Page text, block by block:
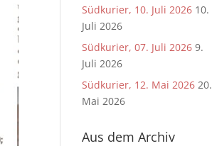
Südkurier, 10. Juli 2026 10.
Juli 2026
Südkurier, 07. Juli 2026 9.
Juli 2026
Südkurier, 12. Mai 2026 20.
Mai 2026
Aus dem Archiv